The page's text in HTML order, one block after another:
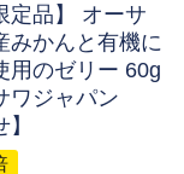
定品】 オーサ
みかんと有機に
用のゼリー 60g
ワジャパン